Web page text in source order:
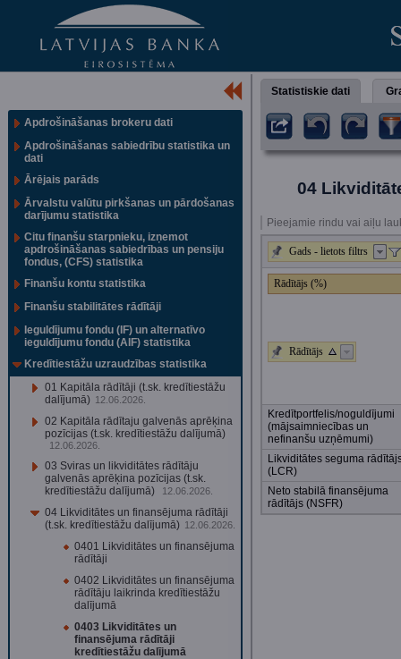
Apdrošināšanas brokeru dati
Apdrošināšanas sabiedrību statistika un
dati
Ārējais parāds
Ārvalstu valūtu pirkšanas un pārdošanas
darījumu statistika
Citu finanšu starpnieku, izņemot
apdrošināšanas sabiedrības un pensiju
fondus, (CFS) statistika
Finanšu kontu statistika
Finanšu stabilitātes rādītāji
Ieguldījumu fondu (IF) un alternatīvo
ieguldījumu fondu (AIF) statistika
Kredītiestāžu uzraudzības statistika
01 Kapitāla rādītāji (t.sk. kredītiestāžu
dalījumā) 12.06.2026.
02 Kapitāla rādītaju galvenās aprēķina
pozīcijas (t.sk. kredītiestāžu dalījumā)
12.06.2026.
03 Sviras un likviditātes rādītāju
galvenās aprēķina pozīcijas (t.sk.
kredītiestāžu dalījumā)
12.06.2026.
04 Likviditātes un finansējuma rādītāji
(t.sk. kredītiestāžu dalījumā) 12.06.2026.
0401 Likviditātes un finansējuma
rādītāji
0402 Likviditātes un finansējuma
rādītāju laikrinda kredītiestāžu
dalījumā
0403 Likviditātes un
finansējuma rādītāji
kredītiestāžu dalījumā
Statistiskie dati
04
Pieejamie rindu vai aiļu
Gads - lietots filtrs
Rādītājs (%)
Rādītājs
Kredītportfelis/noguldījumi
(mājsaimniecības un
nefinanšu uzņēmumi)
Likviditātes seguma
(LCR)
Neto stabilā finansējuma
rādītājs (NSFR)